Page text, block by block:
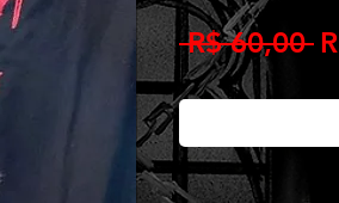
R$ 60,00